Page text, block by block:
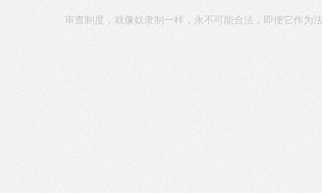
审查制度，就像奴隶制一样，永不可能合法，即便它作为